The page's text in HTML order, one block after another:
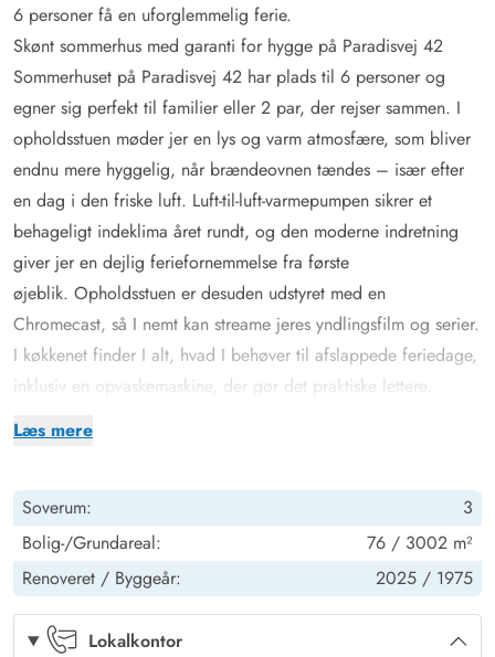
Læs mere
6 personer få en uforglemmelig ferie.
Skønt sommerhus med garanti for hygge på Paradisvej 42
Sommerhuset på Paradisvej 42 har plads til 6 personer og
egner sig perfekt til familier eller 2 par, der rejser sammen. I
opholdsstuen møder jer en lys og varm atmosfære, som bliver
endnu mere hyggelig, når brændeovnen tændes – især efter
en dag i den friske luft. Luft-til-luft-varmepumpen sikrer et
behageligt indeklima året rundt, og den moderne indretning
giver jer en dejlig feriefornemmelse fra første
øjeblik. Opholdsstuen er desuden udstyret med en
Chromecast, så I nemt kan streame jeres yndlingsfilm og serier.
I køkkenet finder I alt, hvad I behøver til afslappede feriedage,
inklusiv en opvaskemaskine, der gør det praktiske lettere.
Soveværelserne er lyse, indbydende og praktisk indrettet. Der
base.
Det moderniserede badeværelse passer flot ind i sommerhusets
stil og er udstyret med alt det nødvendige. Derudover har I
adgang til både vaskemaskine og tørretumbler, hvilket gør det
let at være afsted i længere tid.
Soverum:
3
Bolig-/Grundareal:
76 / 3002 m²
Renoveret / Byggeår: 2025 / 1975
Lokalkontor